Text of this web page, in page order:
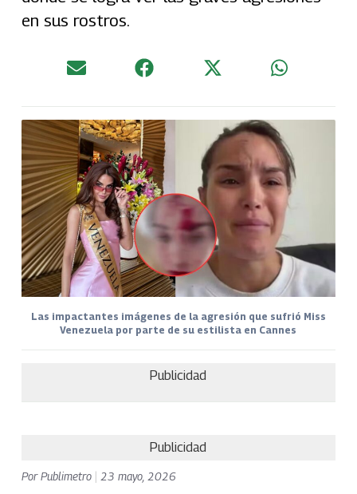
en sus rostros.
Las impactantes imágenes de la agresión que sufrió Miss
Venezuela por parte de su estilista en Cannes
Publicidad
Publicidad
PorPublimetro 23 mayo, 2026